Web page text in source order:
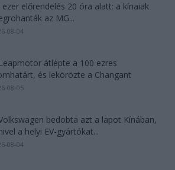
ezer előrendelés 20 óra alatt: a kínaiak
az MG...
08-04
átlépte a 100 ezres
és lekörözte a Changant
08-05
bedobta azt a lapot Kínában,
a helyi EV-gyártókat...
08-04